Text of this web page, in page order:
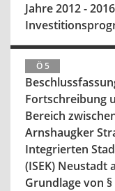
Jahre 2012 -
Ö 5
Fortschreibung
Bereich
Arnshaugker
Integrierten
(ISEK) Neustadt
Grundlage von